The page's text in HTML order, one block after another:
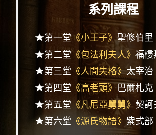
系列課程
★第一堂《小王子》聖修伯里
★第二堂 《包法利夫人》 福樓
★第三堂 《人間失格》太宰治
★第四堂 《高老頭》 巴爾札克
★第五堂 《凡尼亞舅舅》 契訶
★第六堂 《源氏物語》紫式部